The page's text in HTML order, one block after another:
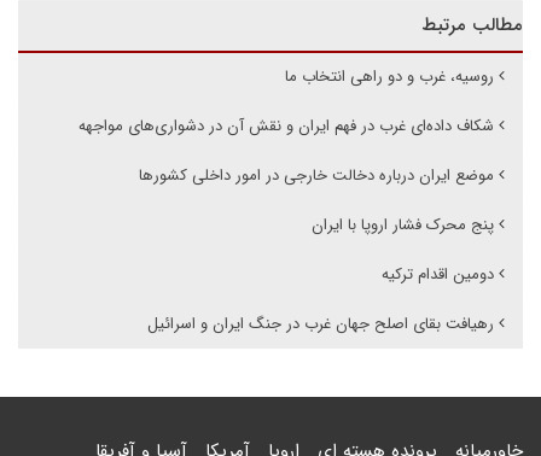
مطالب مرتبط
روسیه، غرب و دو راهی انتخاب ما
شکاف داده‌ای غرب در فهم ایران و نقش آن در دشواری‌های مواجهه
موضع ایران درباره دخالت خارجی در امور داخلی کشورها
پنج محرک فشار اروپا با ایران
دومین اقدام ترکیه
رهیافت بقای اصلح جهان غرب در جنگ ایران و اسرائیل